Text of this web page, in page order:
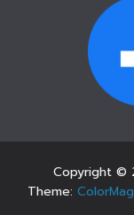
Copyright ©
Theme: ColorMag